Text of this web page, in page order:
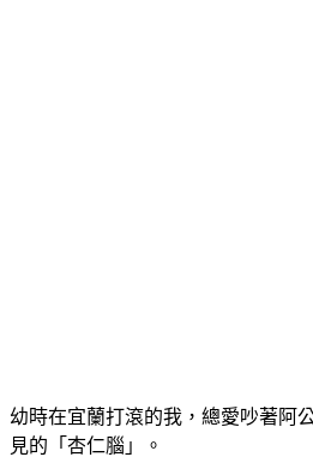
幼時在宜蘭打滾的我，總愛吵著阿
見的「杏仁腦」。